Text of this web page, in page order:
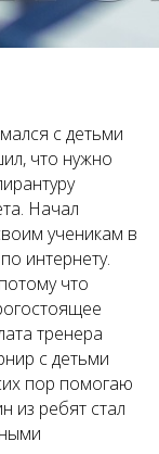
с детьми
что нужно
Начал
ученикам в
интернету.
что
тренера
с детьми
пор помогаю
из ребят стал